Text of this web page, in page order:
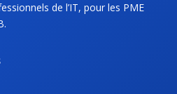
de l’IT, pour les PME